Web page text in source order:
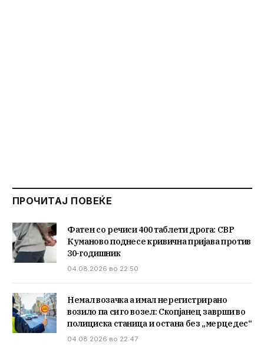
ПРОЧИТАЈ ПОВЕЌЕ
Фатен со речиси 400 таблети дрога: СВР
Куманово поднесе кривична пријава против
30-годишник
04.08.2026 во 22:50
Немал возачка а имал нерегистрирано
возило па си го возел: Скопјанец заврши во
полициска станица и остана без „мерцедес“
04.08.2026 во 22:47